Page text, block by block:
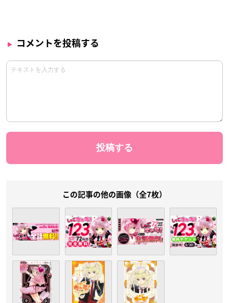
コメントを投稿する
この記事の他の画像（全7枚）